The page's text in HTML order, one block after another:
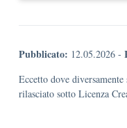
Pubblicato: 12.05.2026 -
Eccetto dove
rilasciato sotto Licenza